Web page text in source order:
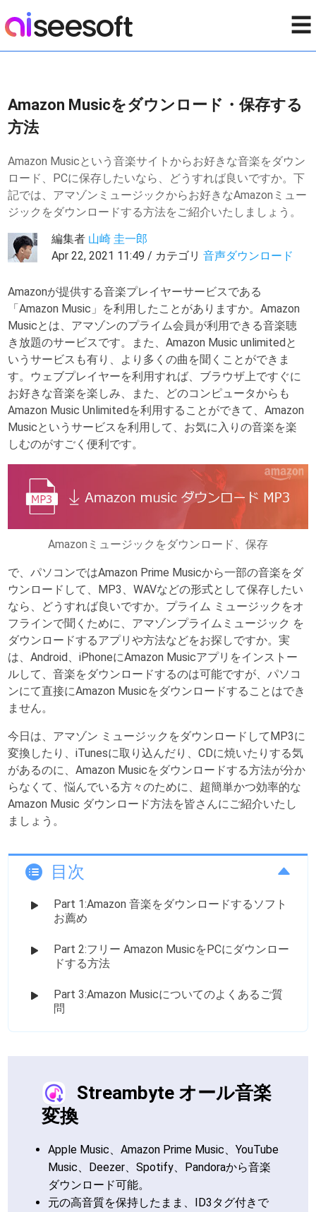
☰
Amazon Musicをダウンロード・保存する
方法
Amazon Musicという音楽サイトからお好きな音楽をダウン
ロード、PCに保存したいなら、どうすれば良いですか。下
記では、アマゾンミュージックからお好きなAmazonミュー
ジックをダウンロードする方法をご紹介いたしましょう。
編集者 山崎 圭一郎
Apr 22, 2021 11:49 / カテゴリ音声ダウンロード
Amazonが提供する音楽プレイヤーサービスである
「Amazon Music」を利用したことがありますか。Amazon
Musicとは、アマゾンのプライム会員が利用できる音楽聴
き放題のサービスです。また、Amazon Music unlimitedと
いうサービスも有り、より多くの曲を聞くことができま
す。ウェブプレイヤーを利用すれば、ブラウザ上ですぐに
お好きな音楽を楽しみ、また、どのコンピュータからも
Amazon Music Unlimitedを利用することができて、Amazon
Musicというサービスを利用して、お気に入りの音楽を楽
しむのがすごく便利です。
Amazonミュージックをダウンロード、保存
で、パソコンではAmazon Prime Musicから一部の音楽をダ
ウンロードして、MP3、WAVなどの形式として保存したい
なら、どうすれば良いですか。プライム ミュージックをオ
フラインで聞くために、アマゾンプライムミュージック を
ダウンロードするアプリや方法などをお探しですか。実
は、Android、iPhoneにAmazon Musicアプリをインストー
ルして、音楽をダウンロードするのは可能ですが、パソコ
ンにて直接にAmazon Musicをダウンロードすることはでき
ません。
今日は、アマゾン ミュージックをダウンロードしてMP3に
変換したり、iTunesに取り込んだり、CDに焼いたりする気
があるのに、Amazon Musicをダウンロードする方法が分か
らなくて、悩んでいる方々のために、超簡単かつ効率的な
Amazon Music ダウンロード方法を皆さんにご紹介いたし
ましょう。
目次
Part 1:Amazon 音楽をダウンロードするソフト
お薦め
Part 2:フリー Amazon MusicをPCにダウンロー
ドする方法
Part 3:Amazon Musicについてのよくあるご質
問
Streambyte オール音楽
変換
Apple Music、Amazon Prime Music、YouTube
Music、Deezer、Spotify、Pandoraから音楽
ダウンロード可能。
元の高音質を保持したまま、ID3タグ付きで